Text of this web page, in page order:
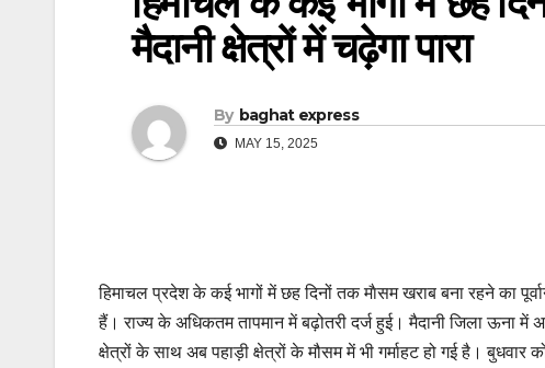
मैदानी क्षेत्रों में चढ़ेगा पारा
By baghat express
MAY 15, 2025
हिमाचल प्रदेश के कई भागों में छह दिनों तक माैसम खराब बना रहने का
हैं। राज्य के अधिकतम तापमान में बढ़ोतरी दर्ज हुई। मैदानी जिला ऊना
क्षेत्रों के साथ अब पहाड़ी क्षेत्रों के मौसम में भी गर्माहट हो गई है।